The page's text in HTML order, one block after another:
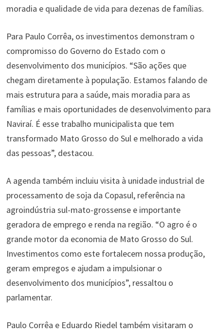
moradia e qualidade de vida para dezenas de famílias.
Para Paulo Corrêa, os investimentos demonstram o
compromisso do Governo do Estado com o
desenvolvimento dos municípios. “São ações que
chegam diretamente à população. Estamos falando de
mais estrutura para a saúde, mais moradia para as
famílias e mais oportunidades de desenvolvimento para
Naviraí. É esse trabalho municipalista que tem
transformado Mato Grosso do Sul e melhorado a vida
das pessoas”, destacou.
A agenda também incluiu visita à unidade industrial de
processamento de soja da Copasul, referência na
agroindústria sul-mato-grossense e importante
geradora de emprego e renda na região. “O agro é o
grande motor da economia de Mato Grosso do Sul.
Investimentos como este fortalecem nossa produção,
geram empregos e ajudam a impulsionar o
desenvolvimento dos municípios”, ressaltou o
parlamentar.
Paulo Corrêa e Eduardo Riedel também visitaram o